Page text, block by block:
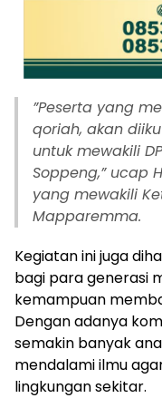
”Peserta yang
qoriah, akan
untuk mewakili
Soppeng,” ucap
yang mewakili
Mapparemma.
Kegiatan ini juga
bagi para generasi
kemampuan
Dengan adanya
semakin banyak
mendalami ilmu
lingkungan sekitar.